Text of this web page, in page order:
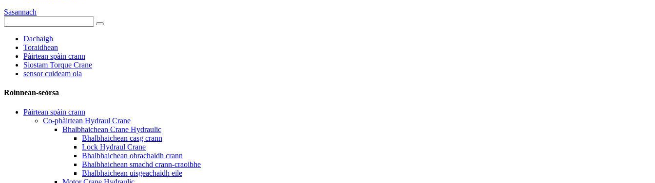
Sasannach
Dachaigh
Toraidhean
Pàirtean spàin crann
Siostam Torque Crane
sensor cuideam ola
Roinnean-seòrsa
Pàirtean spàin crann
Co-phàirtean Hydraul Crane
Bhalbhaichean Crane Hydraulic
Bhalbhaichean casg crann
Lock Hydraul Crane
Bhalbhaichean obrachaidh crann
Bhalbhaichean smachd crann-craoibhe
Bhalbhaichean uisgeachaidh eile